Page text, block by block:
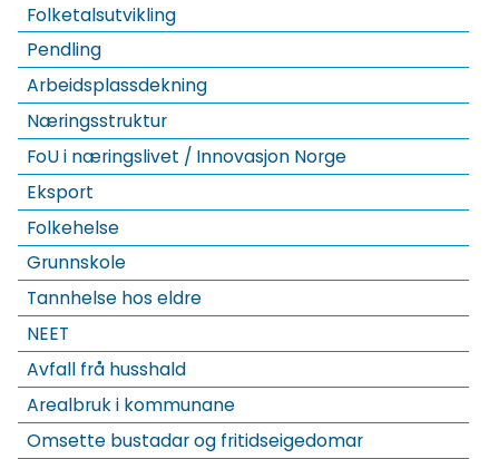
Folketalsutvikling
Pendling
Arbeidsplassdekning
Næringsstruktur
FoU i næringslivet / Innovasjon Norge
Eksport
Folkehelse
Grunnskole
Tannhelse hos eldre
NEET
Avfall frå husshald
Arealbruk i kommunane
Omsette bustadar og fritidseigedomar